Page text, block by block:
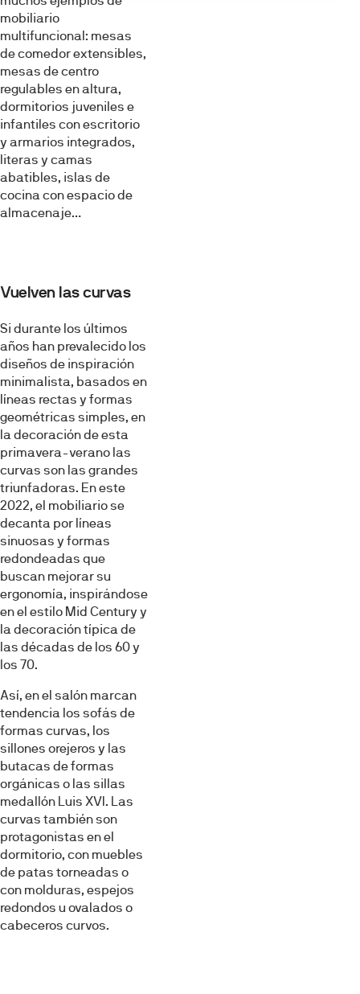
mobiliario
multifuncional: mesas
de comedor extensibles,
mesas de centro
regulables en altura,
dormitorios juveniles e
infantiles con escritorio
y armarios integrados,
literas y camas
abatibles, islas de
cocina con espacio de
almacenaje…
Vuelven las curvas
Si durante los últimos
años han prevalecido los
diseños de inspiración
minimalista, basados en
líneas rectas y formas
geométricas simples, en
la decoración de esta
primavera-verano las
curvas son las grandes
triunfadoras. En este
2022, el mobiliario se
decanta por líneas
sinuosas y formas
redondeadas que
buscan mejorar su
ergonomía, inspirándose
en el estilo Mid Century y
la decoración típica de
las décadas de los 60 y
los 70.
Así, en el salón marcan
tendencia los sofás de
formas curvas, los
sillones orejeros y las
butacas de formas
orgánicas o las sillas
medallón Luis XVI. Las
curvas también son
protagonistas en el
dormitorio, con muebles
de patas torneadas o
con molduras, espejos
redondos u ovalados o
cabeceros curvos.